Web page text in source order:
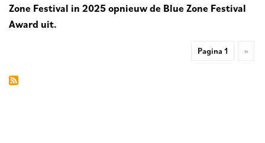
Zone Festival in 2025 opnieuw de Blue Zone Festival
Award uit.
Pagina 1 ››